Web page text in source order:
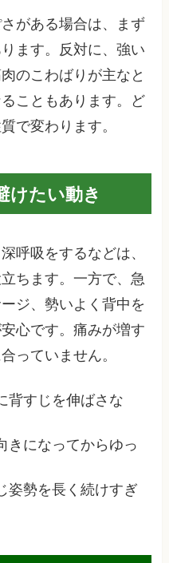
がある場合は、まず
ます。反対に、強い
のこわばりが主なと
こともあります。ど
で変わります。
けたい動き
呼吸をするなどは、
ちます。一方で、急
ジ、勢いよく背中を
心です。痛みが増す
っていません。
背すじを伸ばさな
きになってからゆっ
姿勢を長く続けすぎ